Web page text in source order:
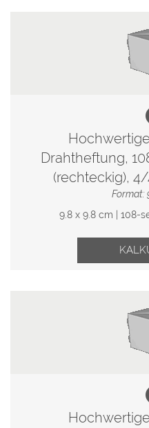
Drahtheftung,
(rechteckig),
Format:
9.8 x 9.8 cm | 108-